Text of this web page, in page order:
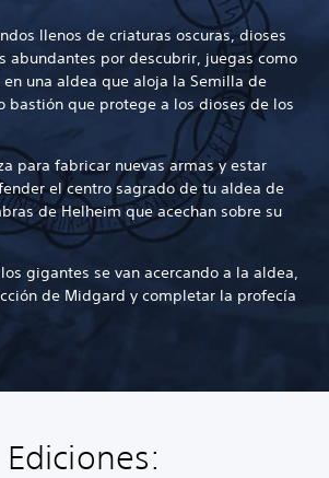
llenos de criaturas oscuras, dioses
abundantes por descubrir, juegas como
una aldea que aloja la Semilla de
que protege a los dioses de los
para fabricar nuevas armas y estar
el centro sagrado de tu aldea de
de Helheim que acechan sobre su
gigantes se van acercando a la aldea,
de Midgard y completar la profecía
Ediciones: